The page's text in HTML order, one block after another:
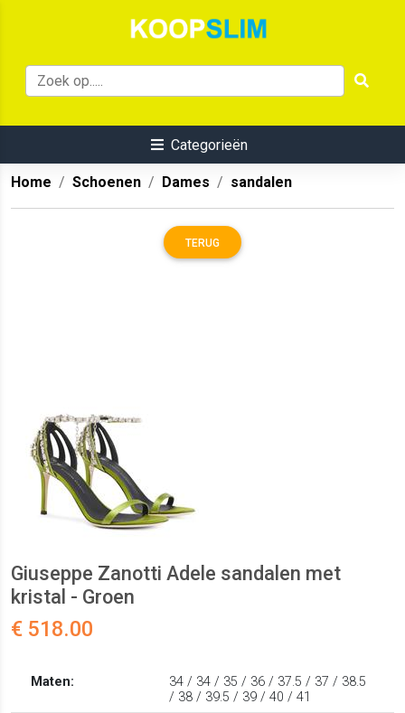
Categorieën
Home Schoenen Dames sandalen
TERUG
Giuseppe Zanotti Adele sandalen met
kristal - Groen
€ 518.00
Maten:
34 / 34 / 35 / 36 / 37.5 / 37 / 38.5
/ 38 / 39.5 / 39 / 40 / 41